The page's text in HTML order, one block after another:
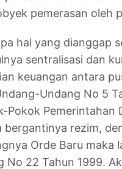
pemerasan oleh
hal yang dianggap
sentralisasi dan
keuangan antara
Undang No 5
Pokok Pemerintahan
bergantinya rezim,
Orde Baru maka
No 22 Tahun 1999.